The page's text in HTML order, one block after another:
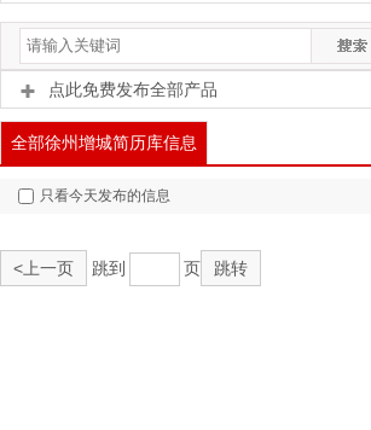
点此免费发布全部产品
全部徐州增城简历库信息
只看今天发布的信息
<上一页 跳到 页 跳转